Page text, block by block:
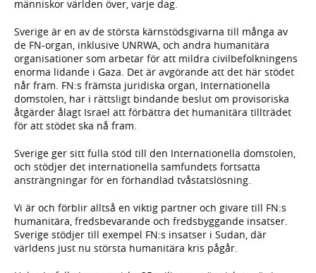
människor världen över, varje dag.
Sverige är en av de största kärnstödsgivarna till många av
de FN-organ, inklusive UNRWA, och andra humanitära
organisationer som arbetar för att mildra civilbefolkningens
enorma lidande i Gaza. Det är avgörande att det här stödet
når fram. FN:s främsta juridiska organ, Internationella
domstolen, har i rättsligt bindande beslut om provisoriska
åtgärder ålagt Israel att förbättra det humanitära tillträdet
för att stödet ska nå fram.
Sverige ger sitt fulla stöd till den Internationella domstolen,
och stödjer det internationella samfundets fortsatta
ansträngningar för en förhandlad tvåstatslösning.
Vi är och förblir alltså en viktig partner och givare till FN:s
humanitära, fredsbevarande och fredsbyggande insatser.
Sverige stödjer till exempel FN:s insatser i Sudan, där
världens just nu största humanitära kris pågår.